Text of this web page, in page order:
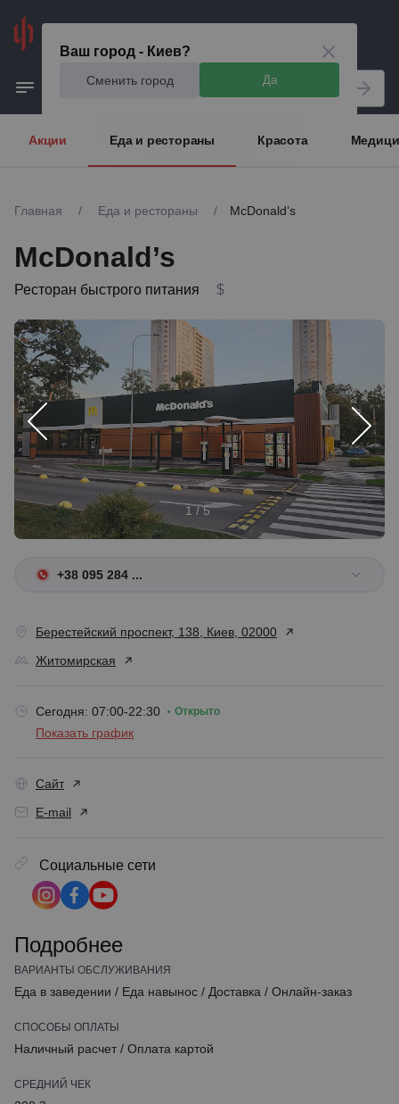
Ваш город - Киев?
Сменить город Да
Акции Еда и рестораны Красота
Главная / Еда и рестораны / McDonald’s
McDonald’s
Ресторан быстрого питания $
1 / 5
+38 095 284 ...
Берестейский проспект, 138, Киев, 02000
Житомирская
Сегодня: 07:00-22:30 Открыто
Показать график
Сайт
E-mail
Социальные сети
Подробнее
ВАРИАНТЫ ОБСЛУЖИВАНИЯ
Еда в заведении / Еда навынос / Доставка / Онлайн-заказ
СПОСОБЫ ОПЛАТЫ
Наличный расчет / Оплата картой
СРЕДНИЙ ЧЕК